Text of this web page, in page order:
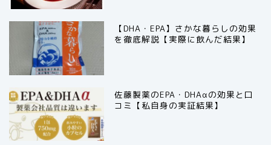
【DHA・EPA】さかな暮らしの効果
を徹底解説【実際に飲んだ結果】
佐藤製薬のEPA・DHAαの効果と口
コミ【私自身の実証結果】